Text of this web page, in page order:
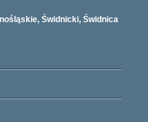
Świdnicki, Świdnica